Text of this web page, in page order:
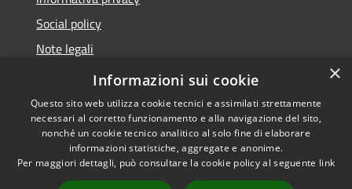
Social policy
Note legali
Dichiarazione di accessibilità
Accessibilità
Copyright © 2026 • Comune di
Sanremo • Powered by
×
Informazioni sui cookie
Questo sito web utilizza cookie tecnici e assimilati strettamente
necessari al corretto funzionamento e alla navigazione del sito,
nonché un cookie tecnico analitico al solo fine di elaborare
informazioni statistiche, aggregate e anonime.
Per maggiori dettagli, può consultare la cookie policy al seguente link